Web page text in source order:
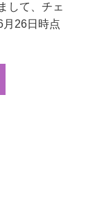
して、チェ
月26日時点